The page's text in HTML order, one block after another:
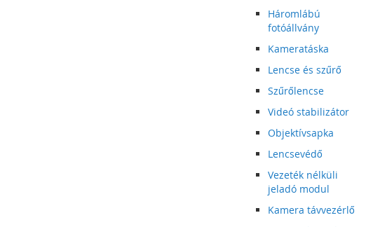
Háromlábú
fotóállvány
Kameratáska
Lencse és szűrő
Szűrőlencse
Videó stabilizátor
Objektívsapka
Lencsevédő
Vezeték nélküli
jeladó modul
Kamera távvezérlő